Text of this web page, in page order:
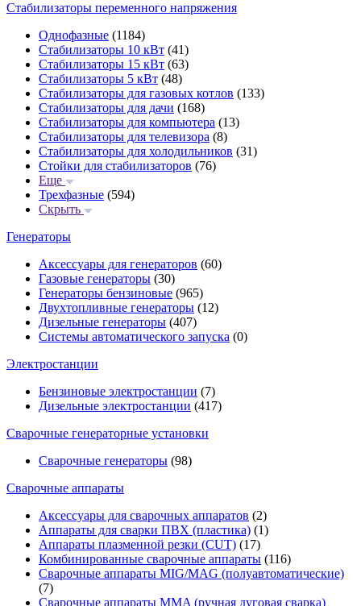
Стабилизаторы переменного напряжения
Однофазные (1184)
Стабилизаторы 10 кВт (41)
Стабилизаторы 15 кВт (63)
Стабилизаторы 5 кВт (48)
Стабилизаторы для газовых котлов (133)
Стабилизаторы для дачи (168)
Стабилизаторы для компьютера (13)
Стабилизаторы для телевизора (8)
Стабилизаторы для холодильников (31)
Стойки для стабилизаторов (76)
Еще
Трехфазные (594)
Скрыть
Генераторы
Аксессуары для генераторов (60)
Газовые генераторы (30)
Генераторы бензиновые (965)
Двухтопливные генераторы (12)
Дизельные генераторы (407)
Системы автоматического запуска (0)
Электростанции
Бензиновые электростанции (7)
Дизельные электростанции (417)
Сварочные генераторные установки
Сварочные генераторы (98)
Сварочные аппараты
Аксессуары для сварочных аппаратов (2)
Аппараты для сварки ПВХ (пластика) (1)
Аппараты плазменной резки (CUT) (17)
Комбинированные сварочные аппараты (116)
Сварочные аппараты MIG/MAG (полуавтоматические)
(7)
Сварочные аппараты MMA (ручная дуговая сварка)